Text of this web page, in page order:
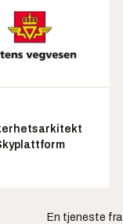
En tjeneste fra